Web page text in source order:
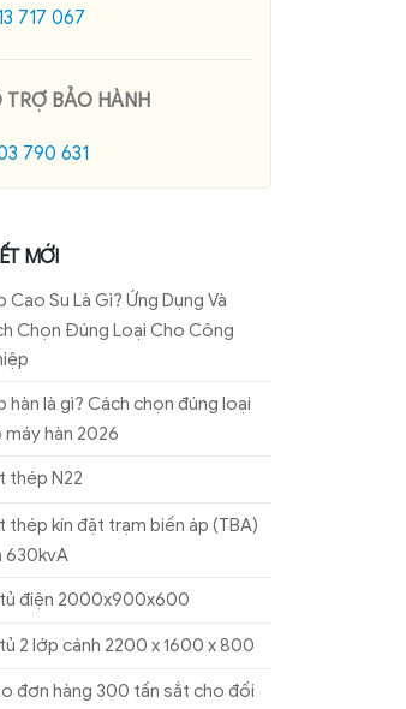
717 067
TRỢ BẢO HÀNH
790 631
MỚI
Cao Su Là Gì? Ứng Dụng Và
Chọn Đúng Loại Cho Công
hàn là gì? Cách chọn đúng loại
máy hàn 2026
thép N22
thép kín đặt trạm biến áp (TBA)
630kvA
điện 2000x900x600
2 lớp cánh 2200 x 1600 x 800
đơn hàng 300 tấn sắt cho đối